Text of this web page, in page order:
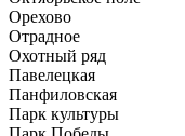
Орехово
Отрадное
Охотный ряд
Павелецкая
Панфиловская
Парк культуры